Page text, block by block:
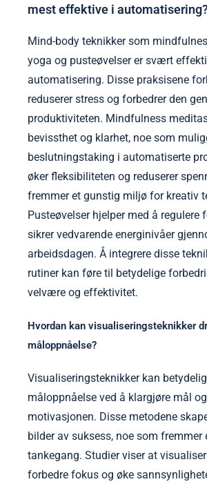
mest effektive i
Mind-body teknikker som
yoga og pusteøvelser er svært
automatisering. Disse praksisene
reduserer stress og forbedrer den
produktiviteten. Mindfulness
bevissthet og klarhet, noe som
beslutningstaking i automatiserte
øker fleksibiliteten og reduserer
fremmer et gunstig miljø for kreativ
Pusteøvelser hjelper med å regulere
sikrer vedvarende energinivåer
arbeidsdagen. Å integrere disse
rutiner kan føre til betydelige
velvære og effektivitet.
Hvordan kan visualiseringsteknikker
måloppnåelse?
Visualiseringsteknikker kan
måloppnåelse ved å klargjøre mål
motivasjonen. Disse metodene
bilder av suksess, noe som fremmer
tankegang. Studier viser at
forbedre fokus og øke